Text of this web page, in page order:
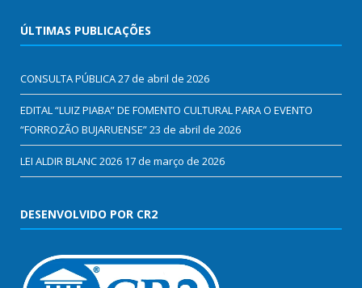
ÚLTIMAS PUBLICAÇÕES
CONSULTA PÚBLICA27 de abril de 2026
EDITAL “LUIZ PIABA” DE FOMENTO CULTURAL PARA O EVENTO
“FORROZÃO BUJARUENSE”23 de abril de 2026
LEI ALDIR BLANC 2026 17 de março de 2026
DESENVOLVIDO POR CR2